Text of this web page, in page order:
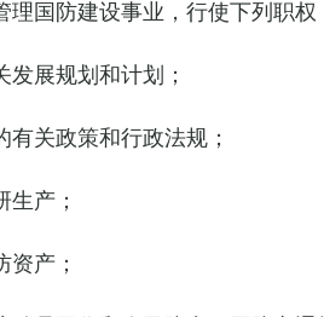
国防建设事业，行使下列职权
发展规划和计划；
有关政策和行政法规；
生产；
资产；